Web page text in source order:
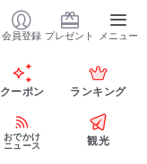
会員登録 プレゼント メニュー
クーポン ランキング
おでかけ
ニュース
観光